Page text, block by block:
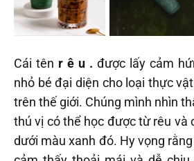
Cái tên r ê u . được lấy cảm
nhỏ bé đại diện cho loại thực
trên thế giới. Chúng mình nhìn
thú vị có thể học được từ rêu và
dưới màu xanh đó. Hy vọng